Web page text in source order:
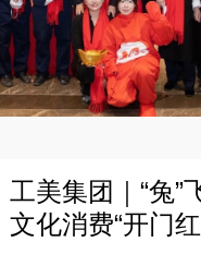
工美集团｜“兔”
文化消费“开门红